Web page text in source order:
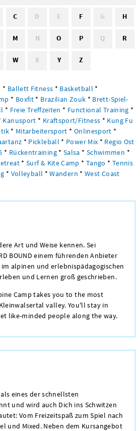
C D E F G H
M N O P Q R
W X Y Z
* Ballett Fitness * Basketball *
* Boxfit * Brazilian Zouk * Brett-Spiel-
* Freie Treffzeiten * Functional Training *
Kanusport * Kraftsport/Fitness * Kung Fu
* Mitarbeitersport * Onlinesport *
* Pickleball * Power Mix * Regio Ost
* Rückentraining * Salsa * Schwimmen *
* Surf & Kite Camp * Tango * Tennis
* Volleyball * Wandern * West Coast
Art und Weise kennen. Sei
BOUND einem führenden Anbieter
alpinen und erlebnispädagogischen
und Lernen groß geschrieben.
Camp takes you to the most
valley. You'll stay in
like-minded people along the way.
eines der schnellsten
und wird auch Dich ins Schwitzen
Vom Freizeitspaß zum Spiel nach
und Mixed. Neben dem Kursangebot